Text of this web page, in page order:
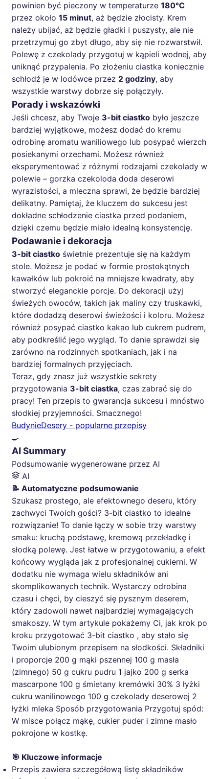
powinien być pieczony w temperaturze 180°C
przez około 15 minut, aż będzie złocisty. Krem
należy ubijać, aż będzie gładki i puszysty, ale nie
przetrzymuj go zbyt długo, aby się nie rozwarstwił.
Polewę z czekolady przygotuj w kąpieli wodnej, aby
uniknąć przypalenia. Po złożeniu ciastka koniecznie
schłodź je w lodówce przez 2 godziny, aby
wszystkie warstwy dobrze się połączyły.
Porady i wskazówki
Jeśli chcesz, aby Twoje 3-bit ciastko było jeszcze
bardziej wyjątkowe, możesz dodać do kremu
odrobinę aromatu waniliowego lub posypać wierzch
posiekanymi orzechami. Możesz również
eksperymentować z różnymi rodzajami czekolady w
polewie – gorzka czekoloda doda deserowi
wyrazistości, a mleczna sprawi, że będzie bardziej
delikatny. Pamiętaj, że kluczem do sukcesu jest
dokładne schłodzenie ciastka przed podaniem,
dzięki czemu będzie miało idealną konsystencję.
Podawanie i dekoracja
3-bit ciastko świetnie prezentuje się na każdym
stole. Możesz je podać w formie prostokątnych
kawałków lub pokroić na mniejsze kwadraty, aby
stworzyć eleganckie porcje. Do dekoracji użyj
świeżych owoców, takich jak maliny czy truskawki,
które dodadzą deserowi świeżości i koloru. Możesz
również posypać ciastko kakao lub cukrem pudrem,
aby podkreślić jego wygląd. To danie sprawdzi się
zarówno na rodzinnych spotkaniach, jak i na
bardziej formalnych przyjęciach.
Teraz, gdy znasz już wszystkie sekrety
przygotowania 3-bit ciastka, czas zabrać się do
pracy! Ten przepis to gwarancja sukcesu i mnóstwo
słodkiej przyjemności. Smacznego!
BudynieDesery - popularne przepisy
🍳
AI Summary
Podsumowanie wygenerowane przez AI
AI
📝 Automatyczne podsumowanie
Szukasz prostego, ale efektownego deseru, który
zachwyci Twoich gości? 3-bit ciastko to idealne
rozwiązanie! To danie łączy w sobie trzy warstwy
smaku: kruchą podstawę, kremową przekładkę i
słodką polewę. Jest łatwe w przygotowaniu, a efekt
końcowy wygląda jak z profesjonalnej cukierni. W
dodatku nie wymaga wielu składników ani
skomplikowanych technik. Wystarczy odrobina
czasu i chęci, by cieszyć się pysznym deserem,
który zadowoli nawet najbardziej wymagających
smakoszy. W tym artykule pokażemy Ci, jak krok po
kroku przygotować 3-bit ciastko , aby stało się
Twoim ulubionym przepisem na słodkości. Składniki
i proporcje 200 g mąki pszennej 100 g masła
(zimnego) 50 g cukru pudru 1 jajko 200 g serka
mascarpone 100 g śmietany kremówki 30% 3 łyżki
cukru wanilinowego 100 g czekolady deserowej 2
łyżki mleka Sposób przygotowania Przygotuj spód:
W misce połącz mąkę, cukier puder i zimne masło
pokrojone w kostkę.
🎯 Kluczowe informacje
Przepis zawiera szczegółową listę składników